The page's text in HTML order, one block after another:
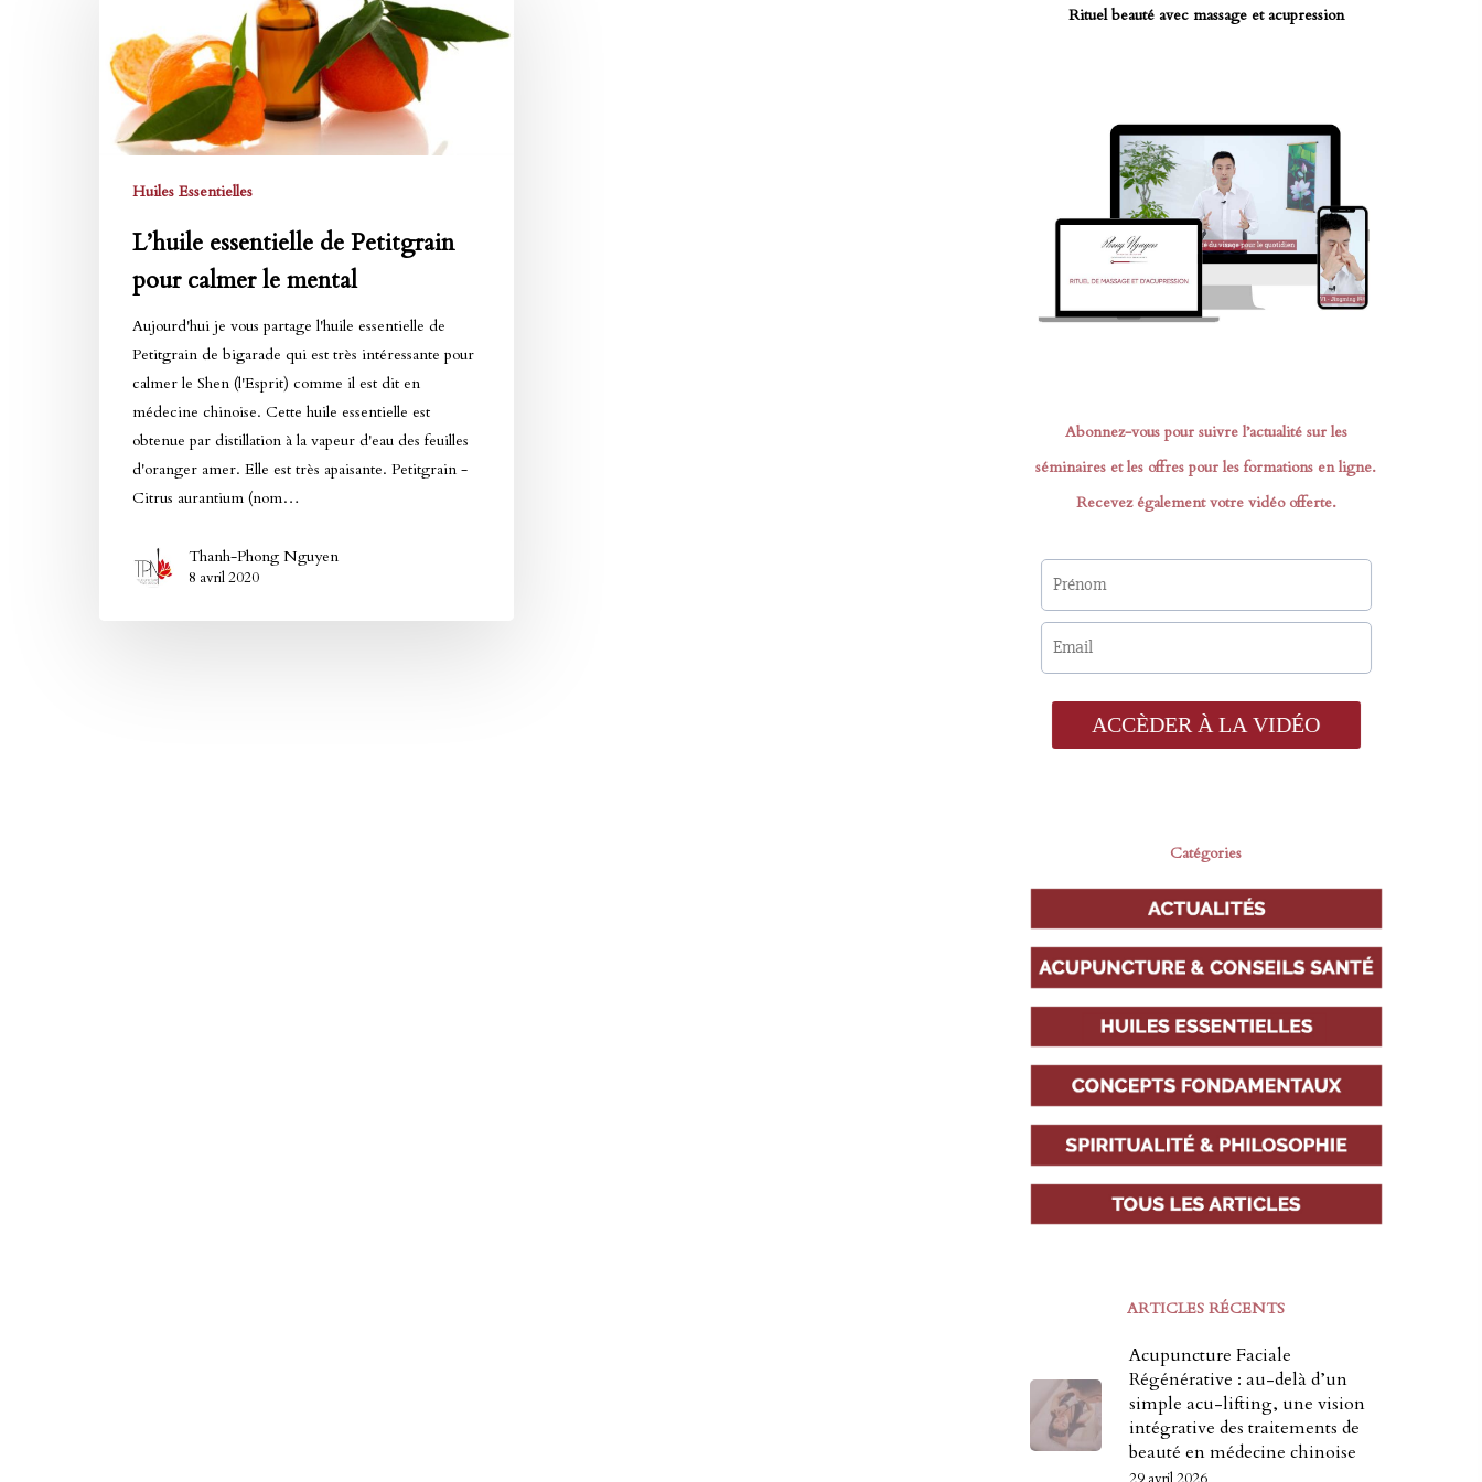
Petitgrain
pour
calmer
mental
Huiles Essentielles
L’huile essentielle de Petitgrain
pour calmer le mental
Aujourd'hui je vous partage l'huile essentielle de
Petitgrain de bigarade qui est très intéressante pour
calmer le Shen (l'Esprit) comme il est dit en
médecine chinoise. Cette huile essentielle est
obtenue par distillation à la vapeur d'eau des feuilles
d'oranger amer. Elle est très apaisante. Petitgrain -
Citrus aurantium (nom…
Thanh-Phong Nguyen
8 avril 2020
Rituel beauté avec massage et acupression
Abonnez-vous pour suivre l’actualité sur les
séminaires et les offres pour les formations en ligne.
Recevez également votre vidéo offerte.
Catégories
ARTICLES RÉCENTS
Acupuncture Faciale
Régénérative : au-delà d’un
simple acu-lifting, une vision
intégrative des traitements de
beauté en médecine chinoise